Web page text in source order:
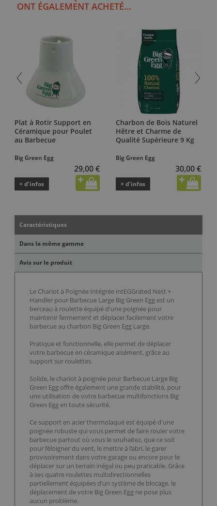
ONT ÉGALEMENT ACHETÉ...
Plat à Rotir Support en
Céramique pour Poulet
au Barbecue
Big Green Egg
29,00 €
+ d’infos
Charbon de Bois Naturel
Hêtre et Charme de
Qualité Supérieure 9 Kg
Big Green Egg
30,00 €
+ d’infos
Caractéristiques
Dans la même gamme
Avis sur le produit
Le Chariot à Poignée Intégrée intEGGrated Nest +
Handler pour Barbecue Large Big Green Egg est un
berceau à roulette équipé d'une poignée pour
maintenir fermement et déplacer facilement votre
barbecue au charbon Big Green Egg Large.
Pratique et fonctionnelle, elle permet de déplacer
votre barbecue en céramique aisément, grâce au
support sur roulettes.
Solide, le chariot à poignée pour Barbecue Large Big
Green Egg offre également une grande stabilité, pour
une utilisation de votre barbecue multifonctions Big
Green Egg en toute sécurité.
Ce support en acier thermolaqué est équipé d'une
poignée robuste qui vous permet de faire rouler votre
barbecue partout où vous le souhaitez, que ce soit
pour l’éloigner du vent, le mettre à l’abri, le garer
provisoirement dans votre garage ou encore pour le
déplacer sur un terrain inégal ou peu praticable. Grâce
à ses quatre roulettes multidirectionnelles
partiellement équipées d’un système de blocage, le
déplacement de votre Big Green Egg ne pose plus
aucun problème.